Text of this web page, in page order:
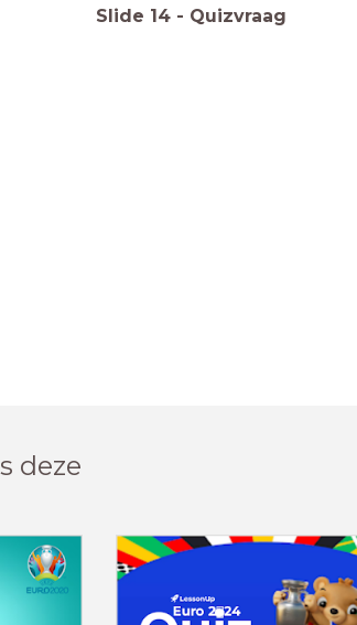
Slide 14 - Quizvraag
deze